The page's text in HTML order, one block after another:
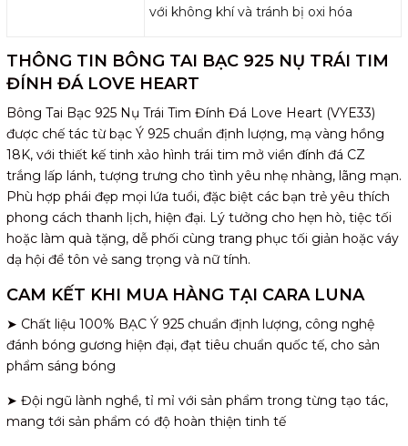
với không khí và tránh bị oxi hóa
THÔNG TIN BÔNG TAI BẠC 925 NỤ TRÁI TIM
ĐÍNH ĐÁ LOVE HEART
Bông Tai Bạc 925 Nụ Trái Tim Đính Đá Love Heart (VYE33)
được chế tác từ bạc Ý 925 chuẩn định lượng, mạ vàng hồng
18K, với thiết kế tinh xảo hình trái tim mở viền đính đá CZ
trắng lấp lánh, tượng trưng cho tình yêu nhẹ nhàng, lãng mạn.
Phù hợp phái đẹp mọi lứa tuổi, đặc biệt các bạn trẻ yêu thích
phong cách thanh lịch, hiện đại. Lý tưởng cho hẹn hò, tiệc tối
hoặc làm quà tặng, dễ phối cùng trang phục tối giản hoặc váy
dạ hội để tôn vẻ sang trọng và nữ tính.
CAM KẾT KHI MUA HÀNG TẠI CARA LUNA
➤ Chất liệu 100% BẠC Ý 925 chuẩn định lượng, công nghệ
đánh bóng gương hiện đại, đạt tiêu chuẩn quốc tế, cho sản
phẩm sáng bóng
➤ Đội ngũ lành nghề, tỉ mỉ với sản phẩm trong từng tạo tác,
mang tới sản phẩm có độ hoàn thiện tinh tế